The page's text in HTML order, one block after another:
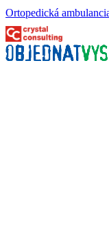
Ortopedická